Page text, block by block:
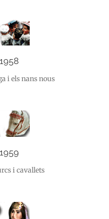
i els nans nous
i cavallets